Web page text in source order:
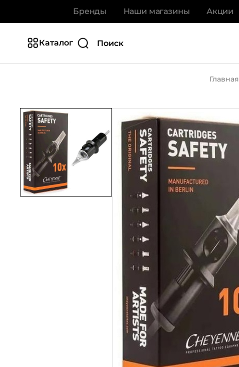
Бренды Наши магазины Акции
Каталог
Главная